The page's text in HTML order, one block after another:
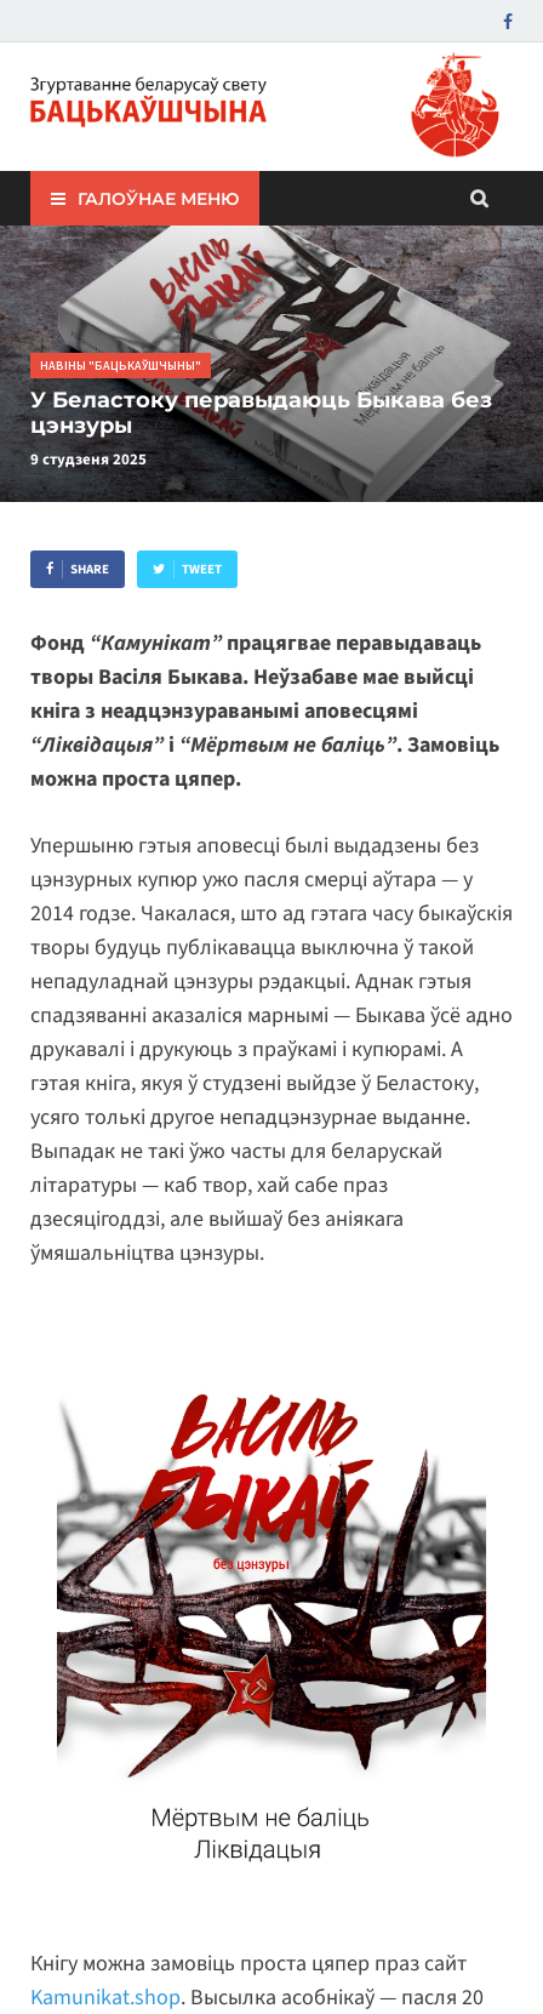
ЗБС "Бацькаўшчына"
ГАЛОЎНАЕ МЕНЮ
НАВІНЫ "БАЦЬКАЎШЧЫНЫ"
У Беластоку перавыдаюць Быкава без
цэнзуры
9 студзеня 2025
SHARE TWEET
Фонд “Камунікат”працягвае перавыдаваць
творы Васіля Быкава. Неўзабаве мае выйсці
кніга з неадцэнзураванымі аповесцямі
“Ліквідацыя”і “Мёртвым не баліць”. Замовіць
можна проста цяпер.
Упершыню гэтыя аповесці былі выдадзены без
цэнзурных купюр ужо пасля смерці аўтара — у
2014 годзе. Чакалася, што ад гэтага часу быкаўскія
творы будуць публікавацца выключна ў такой
непадуладнай цэнзуры рэдакцыі. Аднак гэтыя
спадзяванні аказаліся марнымі — Быкава ўсё адно
друкавалі і друкуюць з праўкамі і купюрамі. А
гэтая кніга, якуя ў студзені выйдзе ў Беластоку,
усяго толькі другое непадцэнзурнае выданне.
Выпадак не такі ўжо часты для беларускай
літаратуры — каб твор, хай сабе праз
дзесяцігоддзі, але выйшаў без аніякага
ўмяшальніцтва цэнзуры.
Кнігу можна замовіць проста цяпер праз сайт
Kamunikat.shop. Высылка асобнікаў — пасля 20